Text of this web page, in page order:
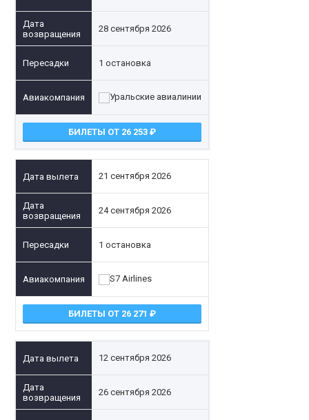
28 сентября 2026
1 остановка
БИЛЕТЫ ОТ 26 253
21 сентября 2026
24 сентября 2026
1 остановка
БИЛЕТЫ ОТ 26 271
12 сентября 2026
26 сентября 2026